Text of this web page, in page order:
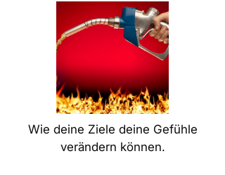
Wie deine Ziele deine Gefühle
verändern können.